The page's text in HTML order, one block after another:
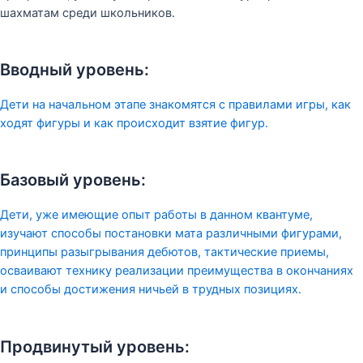
шахматам среди школьников.
Вводный уровень:
Дети на начальном этапе знакомятся с правилами игры, как
ходят фигуры и как происходит взятие фигур.
Базовый уровень:
Дети, уже имеющие опыт работы в данном квантуме,
изучают способы постановки мата различными фигурами,
принципы разыгрывания дебютов, тактические приемы,
осваивают технику реализации преимущества в окончаниях
и способы достижения ничьей в трудных позициях.
Продвинутый уровень: